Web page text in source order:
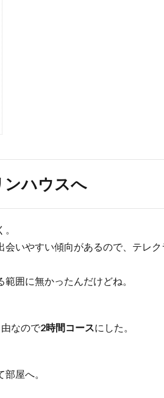
ンハウスへ
いやすい傾向があるので、テレク
囲に無かったんだけどね。
なので2時間コースにした。
屋へ。